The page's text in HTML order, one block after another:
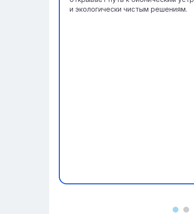
и экологически чистым решениям.